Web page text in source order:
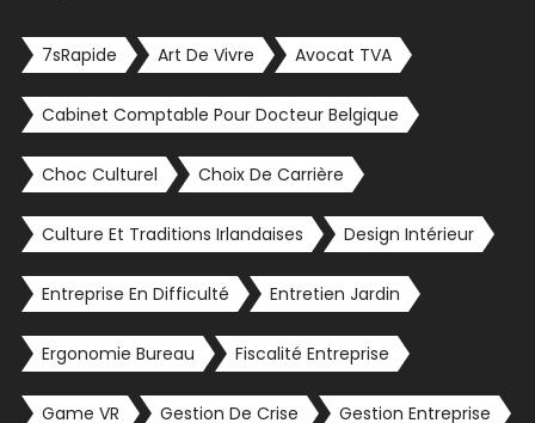
7sRapide Art De Vivre Avocat TVA
Cabinet Comptable Pour Docteur Belgique
Choc Culturel Choix De Carrière
Culture Et Traditions Irlandaises Design Intérieur
Entreprise En Difficulté Entretien Jardin
Ergonomie Bureau Fiscalité Entreprise
Game VR Gestion De Crise Gestion Entreprise